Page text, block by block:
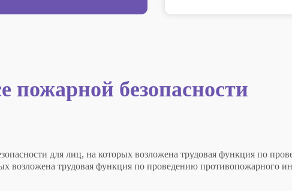
пожарной безопасности
для лиц, на которых возложена трудовая функция по
возложена трудовая функция по проведению противопожарного